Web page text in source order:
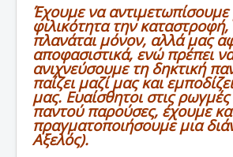
Έχουμε να αντιμετωπίσουμε
φιλικότητα την
πλανάται μόνον, αλλά μας
αποφασιστικά, ενώ πρέπει να
ανιχνεύσουμε τη δηκτική
παίζει μαζί μας και
μας. Ευαίσθητοι στις ρωγμές
παντού παρούσες, έχουμε
πραγματοποιήσουμε μια
Αξελός).